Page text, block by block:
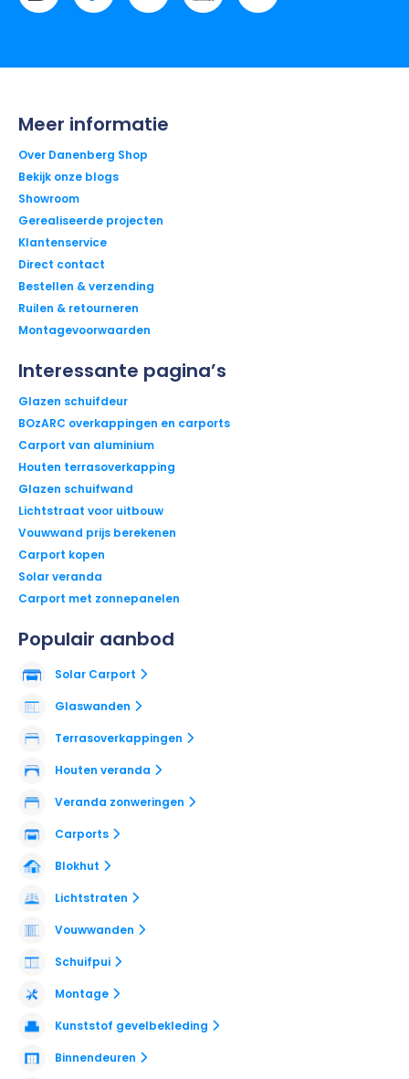
Populair aanbod
Solar Carport
Glaswanden
Terrasoverkappingen
Houten veranda
Veranda zonweringen
Carports
Blokhut
Lichtstraten
Vouwwanden
Schuifpui
Montage
Kunststof gevelbekleding
Binnendeuren
Interessante pagina’s
Glazen schuifdeur
BOzARC overkappingen en carports
Carport van aluminium
Houten terrasoverkapping
Glazen schuifwand
Lichtstraat voor uitbouw
Vouwwand prijs berekenen
Carport kopen
Solar veranda
Carport met zonnepanelen
Meer informatie
Over Danenberg Shop
Bekijk onze blogs
Showroom
Gerealiseerde projecten
Klantenservice
Direct contact
Bestellen & verzending
Ruilen & retourneren
Montagevoorwaarden